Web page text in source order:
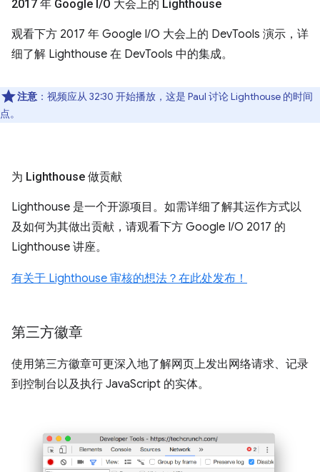
2017 年 Google I/O 大会上的 Lighthouse
观看下方 2017 年 Google I/O 大会上的 DevTools 演示，详
细了解 Lighthouse 在 DevTools 中的集成。
注意 ：视频应从 32:30 开始播放，这是 Paul 讨论 Lighthouse 的时间
点。
为 Lighthouse 做贡献
Lighthouse 是一个开源项目。如需详细了解其运作方式以
及如何为其做出贡献，请观看下方 Google I/O 2017 的
Lighthouse 讲座。
有关于 Lighthouse 审核的想法？在此处发布！
第三方徽章
使用第三方徽章可更深入地了解网页上发出网络请求、记录
到控制台以及执行 JavaScript 的实体。